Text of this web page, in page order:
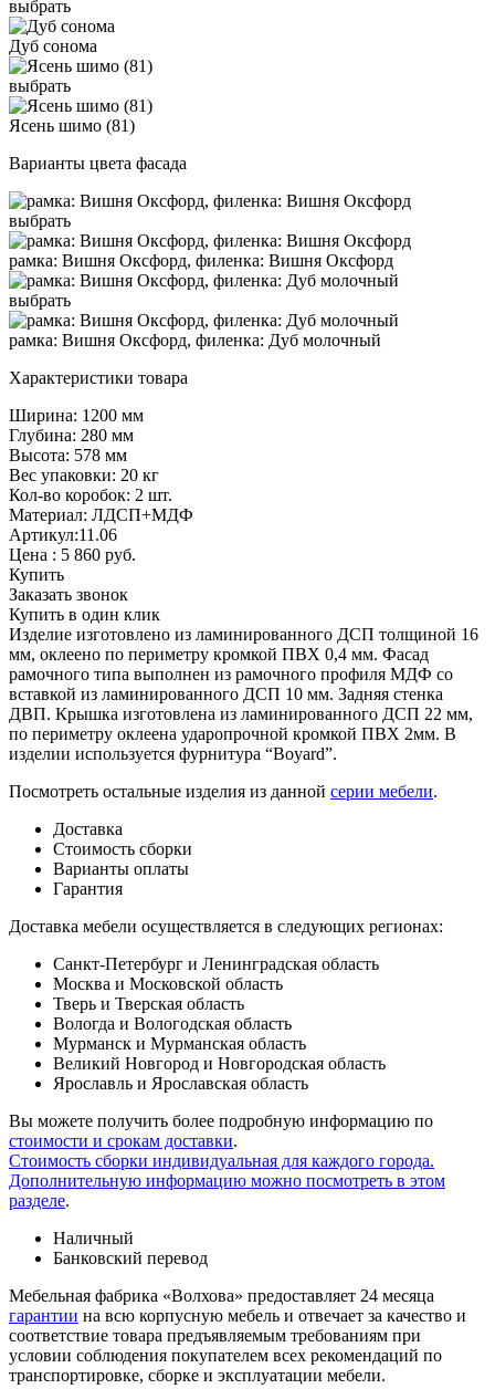
выбрать
Дуб сонома
выбрать
Ясень шимо (81)
Варианты цвета фасада
выбрать
рамка: Вишня Оксфорд, филенка: Вишня Оксфорд
выбрать
рамка: Вишня Оксфорд, филенка: Дуб молочный
Характеристики товара
Ширина: 1200 мм
Глубина: 280 мм
Высота: 578 мм
Вес упаковки: 20 кг
Кол-во коробок: 2 шт.
Материал: ЛДСП+МДФ
Артикул:11.06
Цена : 5 860 руб.
Купить
Заказать звонок
Купить в один клик
Изделие изготовлено из ламинированного ДСП толщиной 16
мм, оклеено по периметру кромкой ПВХ 0,4 мм. Фасад
рамочного типа выполнен из рамочного профиля МДФ со
вставкой из ламинированного ДСП 10 мм. Задняя стенка
ДВП. Крышка изготовлена из ламинированного ДСП 22 мм,
по периметру оклеена ударопрочной кромкой ПВХ 2мм. В
изделии используется фурнитура “Boyard”.
Посмотреть остальные изделия из данной серии мебели.
Доставка
Стоимость сборки
Варианты оплаты
Гарантия
Доставка мебели осуществляется в следующих регионах:
Санкт-Петербург и Ленинградская область
Москва и Московской область
Тверь и Тверская область
Вологда и Вологодская область
Мурманск и Мурманская область
Великий Новгород и Новгородская область
Ярославль и Ярославская область
Вы можете получить более подробную информацию по
стоимости и срокам доставки.
Стоимость сборки индивидуальная для каждого города.
Дополнительную информацию можно посмотреть в этом
разделе.
Наличный
Банковский перевод
Мебельная фабрика «Волхова» предоставляет 24 месяца
гарантии на всю корпусную мебель и отвечает за качество и
соответствие товара предъяв­ляе­мым требованиям при
условии соблюдения покупателем всех рекомендаций по
транспорти­ровке, сборке и эксплуатации мебели.